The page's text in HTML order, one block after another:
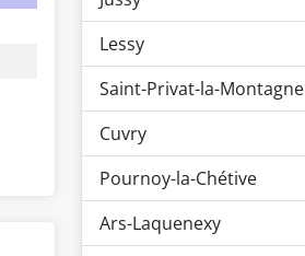
Lessy
Saint-Privat-la-Montagne
Cuvry
Pournoy-la-Chétive
Ars-Laquenexy